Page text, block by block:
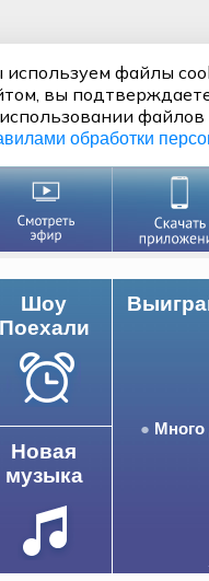
Шоу
Поехали
Новая
музыка
файлы
вы
обработки